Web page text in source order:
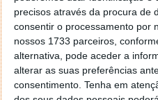
precisos através da procura de
consentir o processamento por
nossos 1733 parceiros,
alternativa, pode aceder a
alterar as suas preferências
consentimento. Tenha em